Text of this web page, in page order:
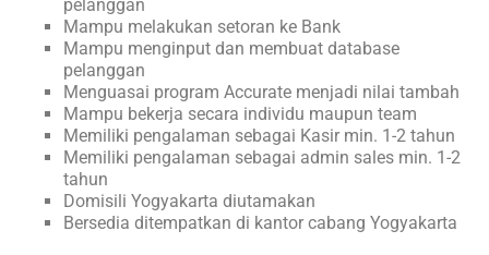
pelanggan
Mampu melakukan setoran ke Bank
Mampu menginput dan membuat database
pelanggan
Menguasai program Accurate menjadi nilai tambah
Mampu bekerja secara individu maupun team
Memiliki pengalaman sebagai Kasir min. 1-2 tahun
Memiliki pengalaman sebagai admin sales min. 1-2
tahun
Domisili Yogyakarta diutamakan
Bersedia ditempatkan di kantor cabang Yogyakarta